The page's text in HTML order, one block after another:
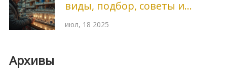
виды, подбор, советы и
секреты
июл, 18 2025
Архивы